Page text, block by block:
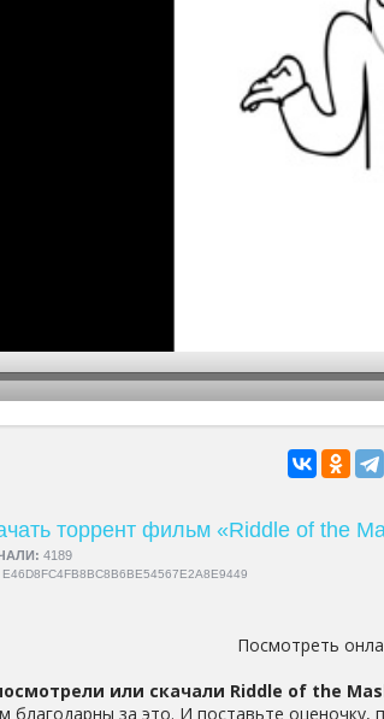
торрент фильм «Riddle of the
4189
E46D8FC4FB8BC8B6BE54567E2A8E9449
Посмотреть
или скачали Riddle of the
благодарны за это. И поставьте оценочку,